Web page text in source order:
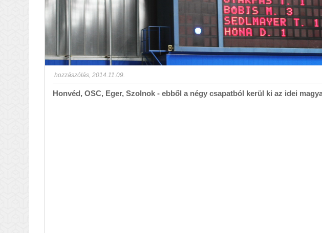
hozzászólás, 2014.11.09.
Honvéd, OSC, Eger, Szolnok - ebből a négy csapatból kerül ki az idei